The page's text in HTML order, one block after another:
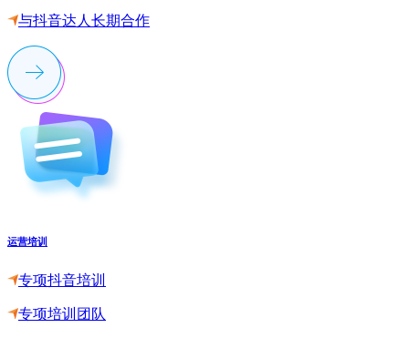
与抖音达人长期合作
运营培训
专项抖音培训
专项培训团队